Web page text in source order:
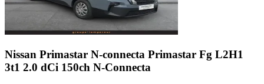
Nissan Primastar N-connecta Primastar Fg L2H1
3t1 2.0 dCi 150ch N-Connecta